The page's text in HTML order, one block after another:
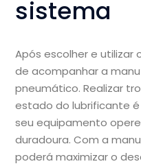
sistema
Após escolher e utilizar
de acompanhar a
pneumático. Realizar
estado do lubrificante
seu equipamento
duradoura. Com a
poderá maximizar o